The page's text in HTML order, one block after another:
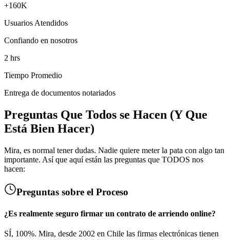
+160K
Usuarios Atendidos
Confiando en nosotros
2 hrs
Tiempo Promedio
Entrega de documentos notariados
Preguntas Que Todos se Hacen (Y Que
Está Bien Hacer)
Mira, es normal tener dudas. Nadie quiere meter la pata con algo tan
importante. Así que aquí están las preguntas que TODOS nos
hacen:
Preguntas sobre el Proceso
¿Es realmente seguro firmar un contrato de arriendo online?
SÍ, 100%. Mira, desde 2002 en Chile las firmas electrónicas tienen